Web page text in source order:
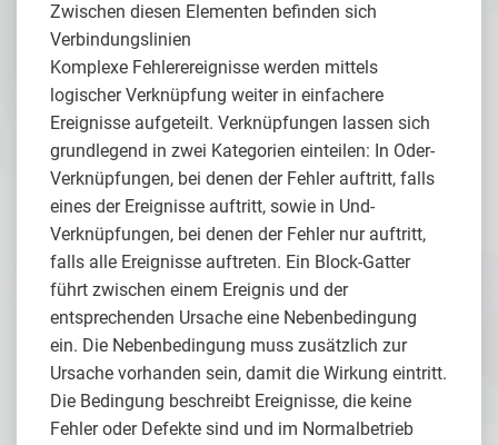
Zwischen diesen Elementen befinden sich
Verbindungslinien
Komplexe Fehlerereignisse werden mittels
logischer Verknüpfung weiter in einfachere
Ereignisse aufgeteilt. Verknüpfungen lassen sich
grundlegend in zwei Kategorien einteilen: In Oder-
Verknüpfungen, bei denen der Fehler auftritt, falls
eines der Ereignisse auftritt, sowie in Und-
Verknüpfungen, bei denen der Fehler nur auftritt,
falls alle Ereignisse auftreten. Ein Block-Gatter
führt zwischen einem Ereignis und der
entsprechenden Ursache eine Nebenbedingung
ein. Die Nebenbedingung muss zusätzlich zur
Ursache vorhanden sein, damit die Wirkung eintritt.
Die Bedingung beschreibt Ereignisse, die keine
Fehler oder Defekte sind und im Normalbetrieb